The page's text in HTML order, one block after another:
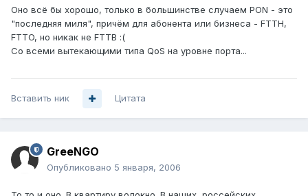
Оно всё бы хорошо, только в большинстве случаем PON - это
"последняя миля", причём для абонента или бизнеса - FTTH,
FTTO, но никак не FTTB :(
Со всеми вытекающими типа QoS на уровне порта...
Вставить ник Цитата
GreeNGO
Опубликовано 5 января, 2006